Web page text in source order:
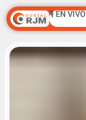
🎙️ EN VIVO